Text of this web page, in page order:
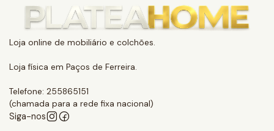
Loja online de mobiliário e colchões.
Loja física em Paços de Ferreira.
Telefone: 255865151
(chamada para a rede fixa nacional)
Siga-nos